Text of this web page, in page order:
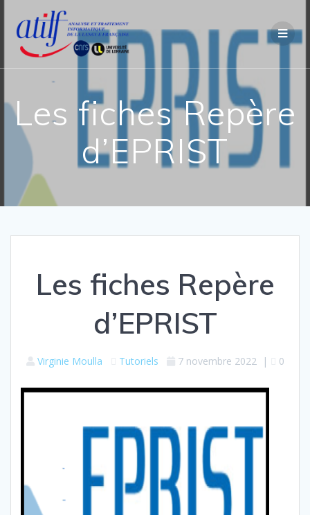
contenu
Les fiches Repère
d’EPRIST
Les fiches Repère
d’EPRIST
Virginie Moulla Tutoriels 7 novembre 2022| 0